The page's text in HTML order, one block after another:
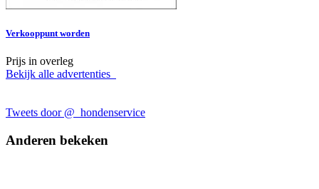
Verkooppunt worden
Prijs in overleg
Bekijk alle advertenties
Tweets door @_hondenservice
Anderen bekeken